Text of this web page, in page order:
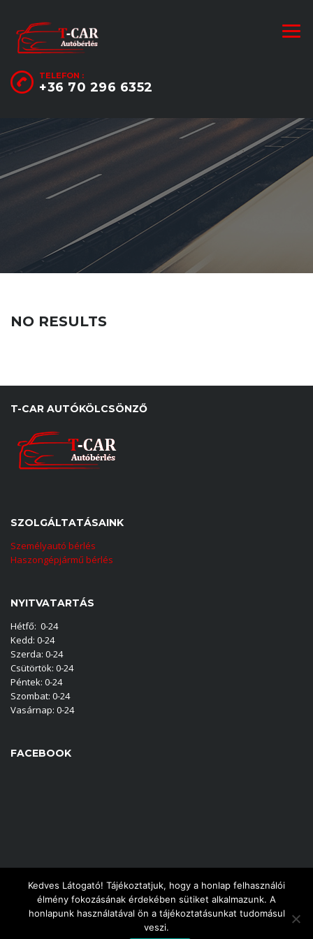
TELEFON :
+36 70 296 6352
NO RESULTS
T-CAR AUTÓKÖLCSÖNZŐ
SZOLGÁLTATÁSAINK
Személyautó bérlés
Haszongépjármű bérlés
NYITVATARTÁS
Hétfő: 0-24
Kedd: 0-24
Szerda: 0-24
Csütörtök: 0-24
Péntek: 0-24
Szombat: 0-24
Vasárnap: 0-24
FACEBOOK
© 2025 T-Car Autóbérlés Székesfehérvár |
Adatkezelési tájékoztató
Kedves Látogató! Tájékoztatjuk, hogy a honlap felhasználói
élmény fokozásának érdekében sütiket alkalmazunk. A
honlapunk használatával ön a tájékoztatásunkat tudomásul
veszi.